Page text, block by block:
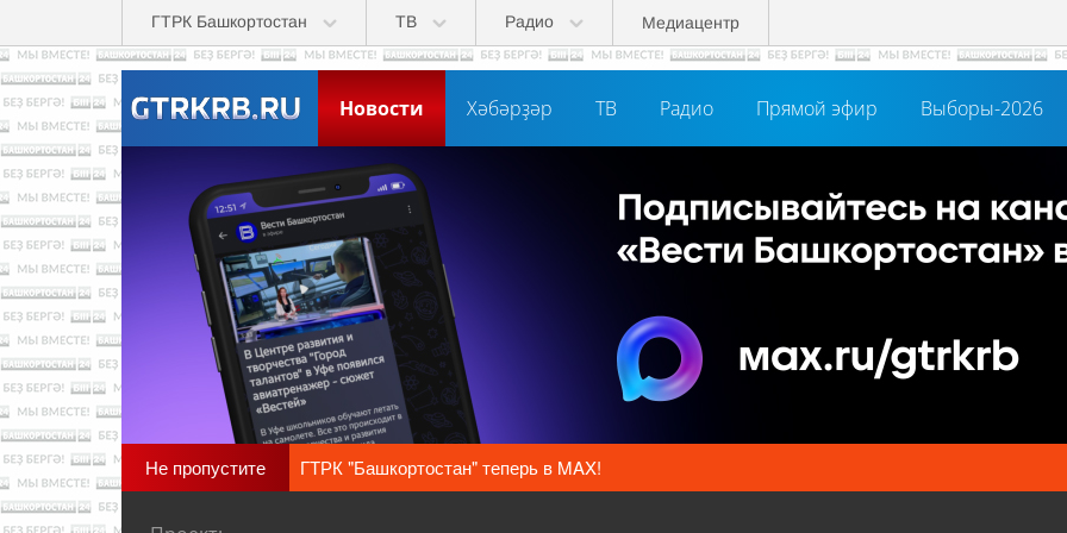
Перейти к основному содержанию
ГТРК Башкортостан ТВ Радио Медиацентр
Новости Хәбәрҙәр ТВ Радио Прямой эфир Выборы-2026
Не пропустите ГТРК "Башкортостан" теперь в MAX!